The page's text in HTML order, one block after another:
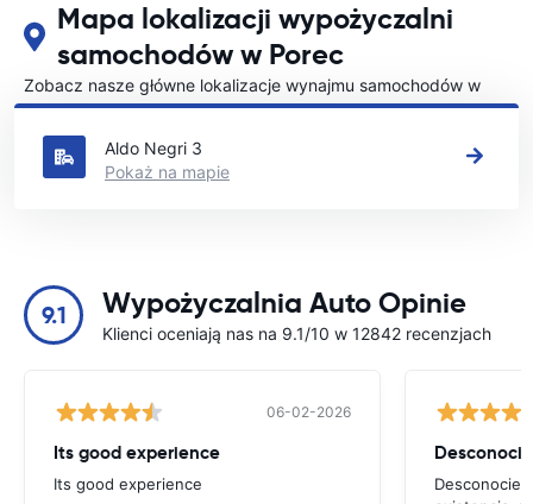
Mapa lokalizacji wypożyczalni
samochodów w Porec
Zobacz nasze główne lokalizacje wynajmu samochodów w
Porec
Aldo Negri 3
Pokaż na mapie
9.1 Wypożyczalnia Auto Opinie
Klienci oceniają nas na 9.1/10 w 12842 recenzjach
06-02-2026
Its good experience
Its good experience